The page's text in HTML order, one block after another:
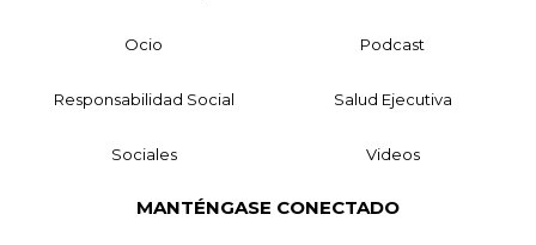
Ocio Podcast
Responsabilidad Social Salud Ejecutiva
Sociales Videos
MANTÉNGASE CONECTADO